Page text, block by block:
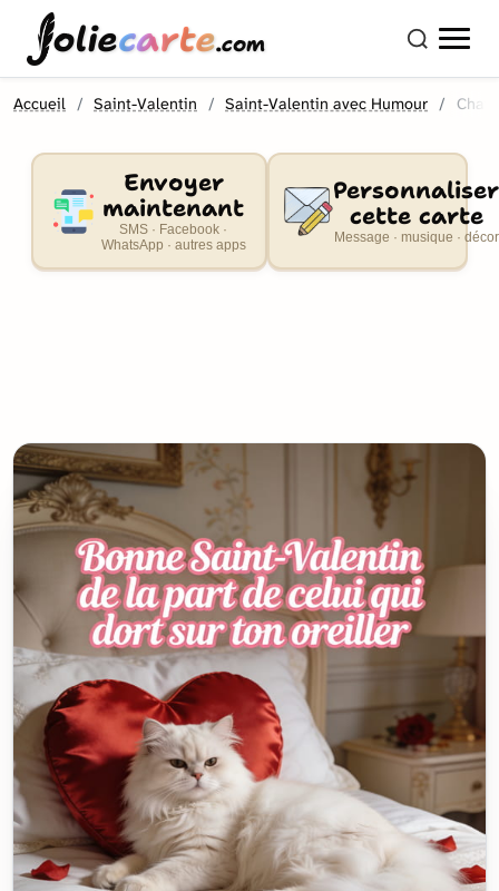
oliecarte.com
Accueil Saint-Valentin Saint-Valentin avec Humour Chat
Envoyer
maintenant
SMS · Facebook ·
WhatsApp · autres apps
Personnaliser
cette carte
Message · musique · décor